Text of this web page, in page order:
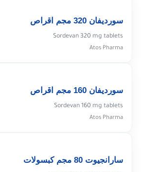
سورديفان 320 مجم اقراص
Sordevan 320 mg tablets
Atos Pharma
سورديفان 160 مجم اقراص
Sordevan 160 mg tablets
Atos Pharma
سارانجيوت 80 مجم كبسولات